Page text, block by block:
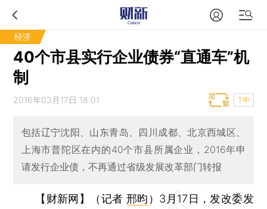
经济
40个市县实行企业债券“直通车”机
制
2016年03月17日 18:01 T中
包括辽宁沈阳、山东青岛、四川成都、北京西城区、
上海市普陀区在内的40个市县所属企业，2016年申
请发行企业债，不再通过省级发展改革部门转报
【财新网】（记者邢昀 ） 3月17日，发改委发